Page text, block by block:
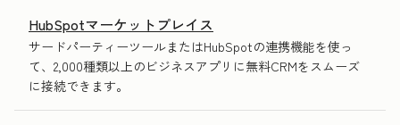
HubSpotマーケットプレイス
サードパーティーツールまたはHubSpotの連携機能を使っ
て、2,000種類以上のビジネスアプリに無料CRMをスムーズ
に接続できます。